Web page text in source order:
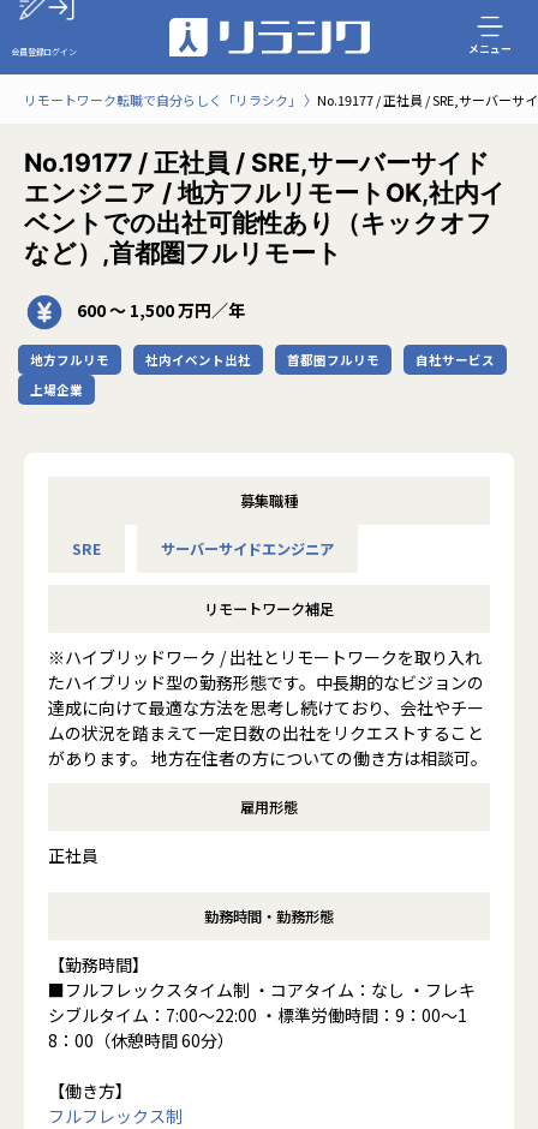
会員登録ログイン メニュー
リモートワーク転職で自分らしく「リラシク」 No.19177 / 正社員 / SRE,サーバー
No.19177 / 正社員 / SRE,サーバーサイド
エンジニア / 地方フルリモートOK,社内イ
ベントでの出社可能性あり（キックオフ
など）,首都圏フルリモート
600 〜 1,500 万円／年
地方フルリモ 社内イベント出社 首都圏フルリモ
自社サービス
上場企業
募集職種
SRE サーバーサイドエンジニア
リモートワーク補足
※ハイブリッドワーク / 出社とリモートワークを取り入れ
たハイブリッド型の勤務形態です。中長期的なビジョンの
達成に向けて最適な方法を思考し続けており、会社やチー
ムの状況を踏まえて一定日数の出社をリクエストすること
があります。 地方在住者の方についての働き方は相談可。
雇用形態
正社員
勤務時間・勤務形態
【勤務時間】
■フルフレックスタイム制 ・コアタイム：なし ・フレキ
シブルタイム：7:00〜22:00 ・標準労働時間：9：00～1
8：00（休憩時間 60分）
【働き方】
フルフレックス制